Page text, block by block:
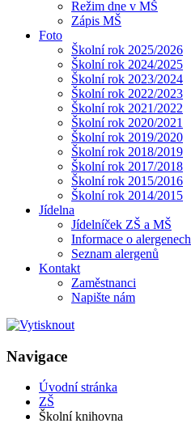
Režim dne v MŠ
Zápis MŠ
Foto
Školní rok 2025/2026
Školní rok 2024/2025
Školní rok 2023/2024
Školní rok 2022/2023
Školní rok 2021/2022
Školní rok 2020/2021
Školní rok 2019/2020
Školní rok 2018/2019
Školní rok 2017/2018
Školní rok 2015/2016
Školní rok 2014/2015
Jídelna
Jídelníček ZŠ a MŠ
Informace o alergenech
Seznam alergenů
Kontakt
Zaměstnanci
Napište nám
Navigace
Úvodní stránka
ZŠ
Školní knihovna